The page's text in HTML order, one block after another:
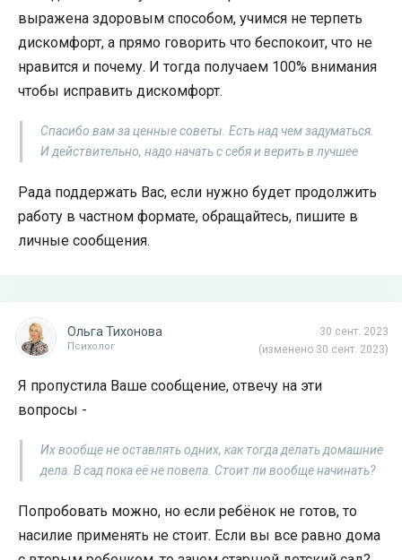
выражена здоровым способом, учимся не терпеть
дискомфорт, а прямо говорить что беспокоит, что не
нравится и почему. И тогда получаем 100% внимания
чтобы исправить дискомфорт.
Спасибо вам за ценные советы. Есть над чем задуматься.
И действительно, надо начать с себя и верить в лучшее
Рада поддержать Вас, если нужно будет продолжить
работу в частном формате, обращайтесь, пишите в
личные сообщения.
30 сент. 2023
(изменено 30 сент. 2023)
Ольга Тихонова
Психолог
Я пропустила Ваше сообщение, отвечу на эти
вопросы -
Их вообще не оставлять одних, как тогда делать домашние
дела. В сад пока её не повела. Стоит ли вообще начинать?
Попробовать можно, но если ребёнок не готов, то
насилие применять не стоит. Если вы все равно дома